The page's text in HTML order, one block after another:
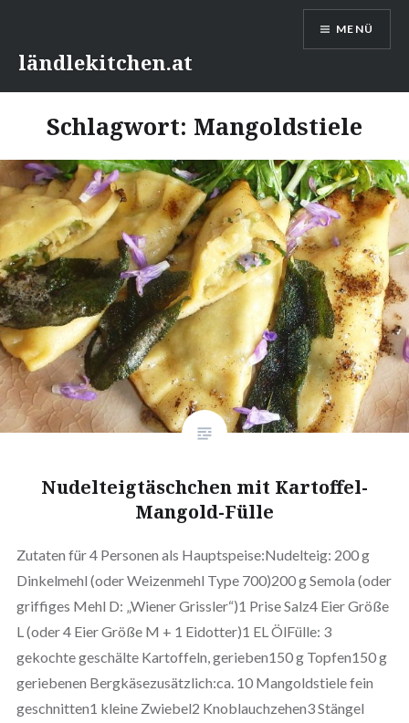
Inhaltländlekitchen.at
MENÜ
Schlagwort: Mangoldstiele
Nudelteigtäschchen mit Kartoffel-
Mangold-Fülle
Zutaten für 4 Personen als Hauptspeise:Nudelteig: 200 g
Dinkelmehl (oder Weizenmehl Type 700)200 g Semola (oder
griffiges Mehl D: „Wiener Grissler“)1 Prise Salz4 Eier Größe
L (oder 4 Eier Größe M + 1 Eidotter)1 EL ÖlFülle: 3
gekochte geschälte Kartoffeln, gerieben150 g Topfen150 g
geriebenen Bergkäsezusätzlich:ca. 10 Mangoldstiele fein
geschnitten1 kleine Zwiebel2 Knoblauchzehen3 Stängel